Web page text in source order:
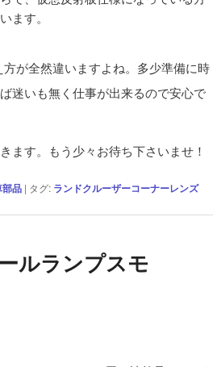
ます。
が全然違いますよね。多少準備に時
迷いも無く仕事が出来るので安心で
ます。もう少々お待ち下さいませ！
部品 | タグ: ランドクルーザーコーナーレンズ
ルランプスモ